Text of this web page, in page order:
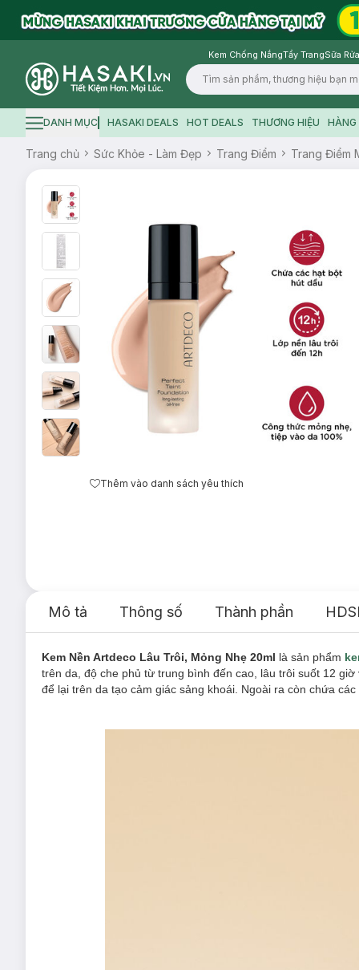
Kem Chống NắngTẩy TrangSữa
Logo
Hamburger icon
DANH MỤC HASAKI DEALS HOT DEALS THƯƠNG HIỆU HÀNG
Trang chủ Sức Khỏe - Làm Đẹp Trang Điểm Trang Điểm
Thêm vào danh sách yêu thích
Mô tả Thông số Thành phần
Kem Nền Artdeco Lâu Trôi, Mỏng Nhẹ 20ml là sản phẩm
trên da, độ che phủ từ trung bình đến cao, lâu trôi suốt 12
để lại trên da tạo cảm giác sảng khoái. Ngoài ra còn chứa